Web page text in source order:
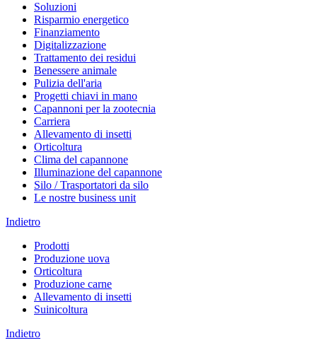
Soluzioni
Risparmio energetico
Finanziamento
Digitalizzazione
Trattamento dei residui
Benessere animale
Pulizia dell'aria
Progetti chiavi in mano
Capannoni per la zootecnia
Carriera
Allevamento di insetti
Orticoltura
Clima del capannone
Illuminazione del capannone
Silo / Trasportatori da silo
Le nostre business unit
Indietro
Prodotti
Produzione uova
Orticoltura
Produzione carne
Allevamento di insetti
Suinicoltura
Indietro